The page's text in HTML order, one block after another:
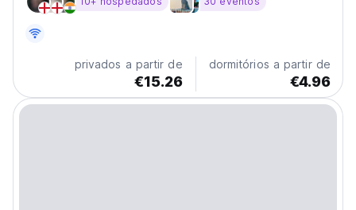
cercam.
privados a partir de
€15.26
dormitórios a partir de
€4.96